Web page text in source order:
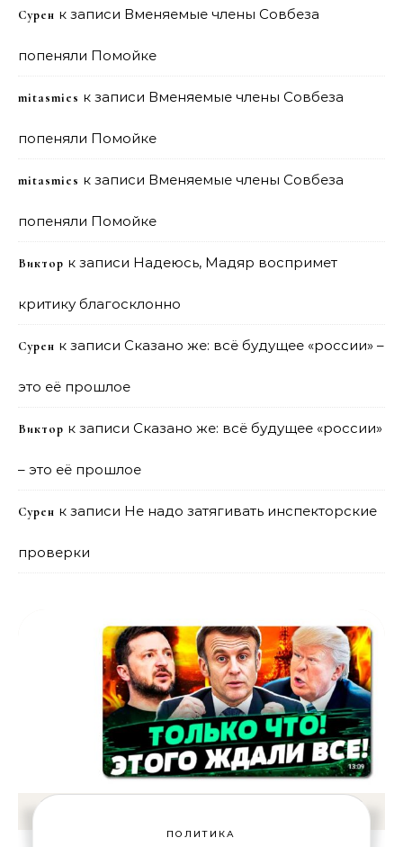
Сурен к записи Вменяемые члены Совбеза
попеняли Помойке
mitasmies к записи Вменяемые члены Совбеза
попеняли Помойке
mitasmies к записи Вменяемые члены Совбеза
попеняли Помойке
Виктор к записи Надеюсь, Мадяр воспримет
критику благосклонно
Сурен к записи Сказано же: всё будущее «россии» –
это её прошлое
Виктор к записи Сказано же: всё будущее «россии»
– это её прошлое
Сурен к записи Не надо затягивать инспекторские
проверки
ПОЛИТИКА